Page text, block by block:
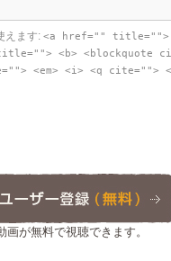
えます:<a href="" title="">
<b> <blockquote
<em> <i> <q cite="">
画が無料で視聴できます。